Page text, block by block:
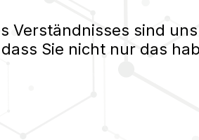
Verständnisses sind
Sie nicht nur das